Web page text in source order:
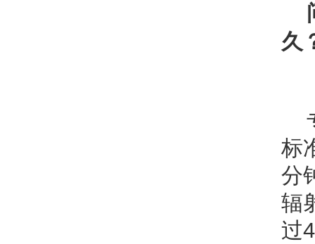
久
标
分
辐
过